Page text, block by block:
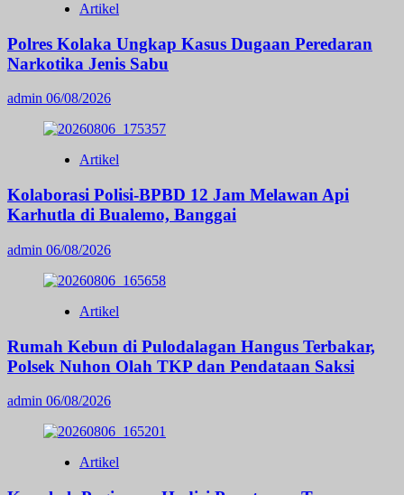
Artikel
Polres Kolaka Ungkap Kasus Dugaan Peredaran
Narkotika Jenis Sabu
admin 06/08/2026
Artikel
Kolaborasi Polisi-BPBD 12 Jam Melawan Api
Karhutla di Bualemo, Banggai
admin 06/08/2026
Artikel
Rumah Kebun di Pulodalagan Hangus Terbakar,
Polsek Nuhon Olah TKP dan Pendataan Saksi
admin 06/08/2026
Artikel